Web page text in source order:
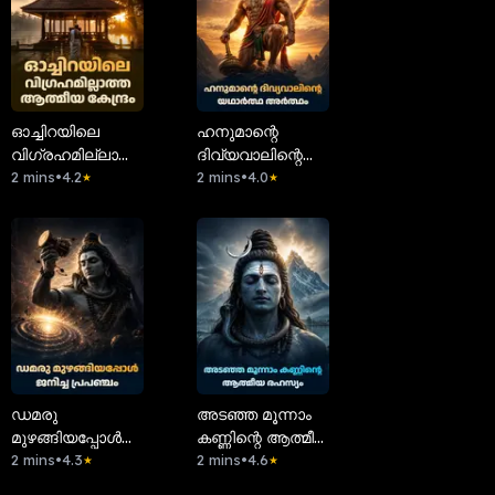
ഓച്ചിറയിലെ
വിഗ്രഹമില്ലാത്ത
ആത്മീയ കേന്ദ്രം
2 mins•4.2★
ഹനുമാന്റെ
ദിവ്യവാലിന്റെ
യഥാർത്ഥ
2 mins•4.0★
ഡമരു
മുഴങ്ങിയപ്പോൾ
ജനിച്ച പ്രപഞ്ചം
2 mins•4.3★
അടഞ്ഞ മൂന്നാം
കണ്ണിന്റെ ആത്മീയ
രഹസ്യം
2 mins•4.6★